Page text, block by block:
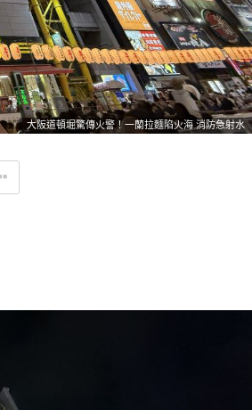
大阪道頓堀驚傳火警！一蘭拉麵陷火海 消防急射水